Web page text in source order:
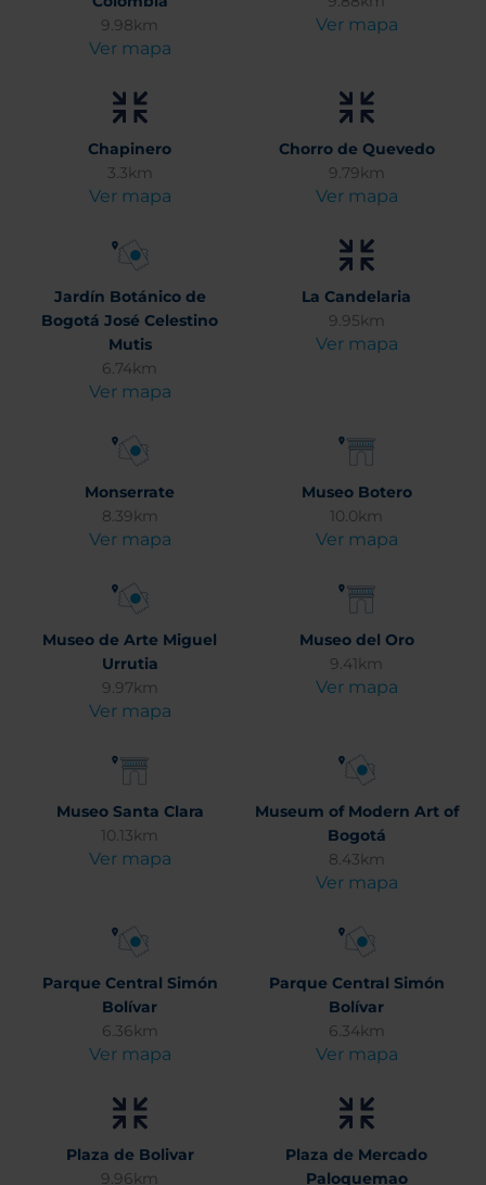
9.98km
Ver mapa
Ver mapa
Chapinero
3.3km
Ver mapa
Chorro de Quevedo
9.79km
Ver mapa
Jardín Botánico de
Bogotá José Celestino
Mutis
6.74km
Ver mapa
La Candelaria
9.95km
Ver mapa
Monserrate
8.39km
Ver mapa
Museo Botero
10.0km
Ver mapa
Museo de Arte Miguel
Urrutia
9.97km
Ver mapa
Museo del Oro
9.41km
Ver mapa
Museo Santa Clara
10.13km
Ver mapa
Museum of Modern Art of
Bogotá
8.43km
Ver mapa
Parque Central Simón
Bolívar
6.36km
Ver mapa
Parque Central Simón
Bolívar
6.34km
Ver mapa
Plaza de Bolivar
9.96km
Plaza de Mercado
Paloquemao